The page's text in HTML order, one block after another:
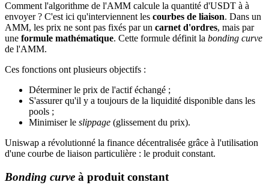
Comment l'algorithme de l'AMM calcule la quantité d'USDT à à
envoyer ? C'est ici qu'interviennent les courbes de liaison. Dans un
AMM, les prix ne sont pas fixés par un carnet d'ordres, mais par
une formule mathématique. Cette formule définit la bonding curve
de l'AMM.
Ces fonctions ont plusieurs objectifs :
Déterminer le prix de l'actif échangé ;
S'assurer qu'il y a toujours de la liquidité disponible dans les
pools ;
Minimiser le slippage (glissement du prix).
Uniswap a révolutionné la finance décentralisée grâce à l'utilisation
d'une courbe de liaison particulière : le produit constant.
Bonding curve à produit constant